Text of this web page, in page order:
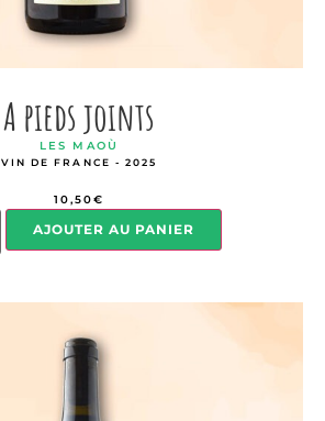
A pieds joints
LES MAOÙ
VIN DE FRANCE - 2025
10,50€
AJOUTER AU PANIER